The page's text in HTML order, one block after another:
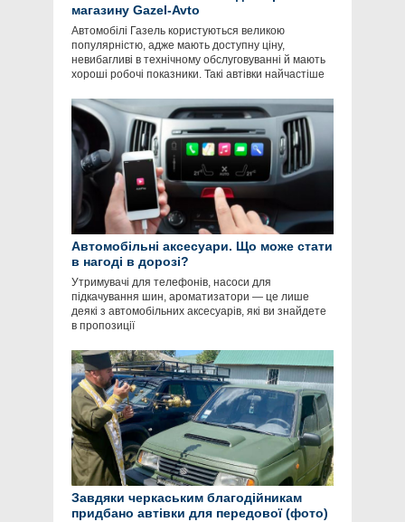
магазину Gazel-Avto
Автомобілі Газель користуються великою
популярністю, адже мають доступну ціну,
невибагливі в технічному обслуговуванні й мають
хороші робочі показники. Такі автівки найчастіше
Автомобільні аксесуари. Що може стати
в нагоді в дорозі?
Утримувачі для телефонів, насоси для
підкачування шин, ароматизатори — це лише
деякі з автомобільних аксесуарів, які ви знайдете
в пропозиції
Завдяки черкаським благодійникам
придбано автівки для передової (фото)